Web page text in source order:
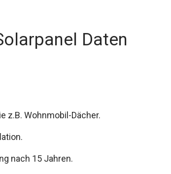
Daten
z.B. Wohnmobil-Dächer.
nach 15 Jahren.